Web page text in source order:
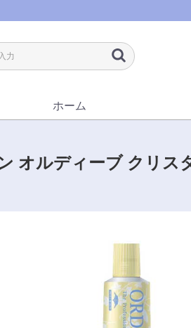
ホーム
オルディーブ クリス